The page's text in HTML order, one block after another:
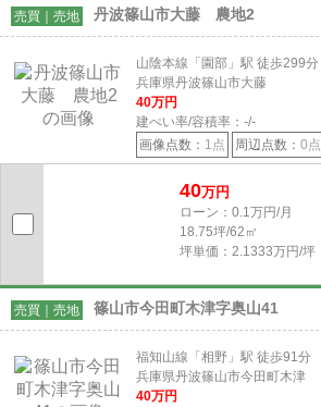
売買｜売地 丹波篠山市大藤 農地2
山陰本線「園部」駅 徒歩299分
兵庫県丹波篠山市大藤
40万円
建ぺい率/容積率： -/-
画像点数： 1点 周辺点数： 0点
40万円
ローン：0.1万円/月
18.75坪/62㎡
坪単価：2.1333万円/坪
売買｜売地 篠山市今田町木津字奥山41
福知山線「相野」駅 徒歩91分
兵庫県丹波篠山市今田町木津
40万円